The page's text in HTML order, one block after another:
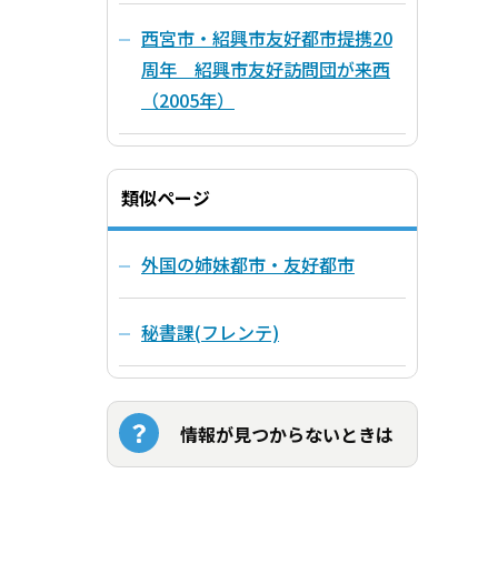
西宮市・紹興市友好都市提携20
周年 紹興市友好訪問団が来西
（2005年）
類似ページ
外国の姉妹都市・友好都市
秘書課(フレンテ)
情報が見つからないときは